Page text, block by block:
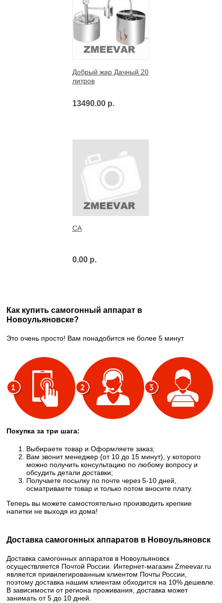
Добрый жар Дачный 20
литров
13490.00 р.
СА
0.00 р.
Как купить самогонный аппарат в
Новоульяновске?
Это очень просто! Вам понадобится не более 5 минут
Покупка за три шага:
Выбираете товар и Оформляете заказ;
Вам звонит менеджер (от 10 до 15 минут), у которого
можно получить консультацию по любому вопросу и
обсудить детали доставки;
Получаете посылку по почте через 5-10 дней,
осматриваете товар и только потом вносите плату.
Теперь вы можете самостоятельно производить крепкие
напитки не выходя из дома!
Доставка самогонных аппаратов в Новоульяновск
Доставка самогонных аппаратов в Новоульяновск
осуществляется Почтой России. Интернет-магазин Zmeevar.ru
является привилегированным клиентом Почты России,
поэтому доставка нашим клиентам обходится на 10% дешевле.
В зависимости от региона проживания, доставка может
занимать от 5 до 10 дней.